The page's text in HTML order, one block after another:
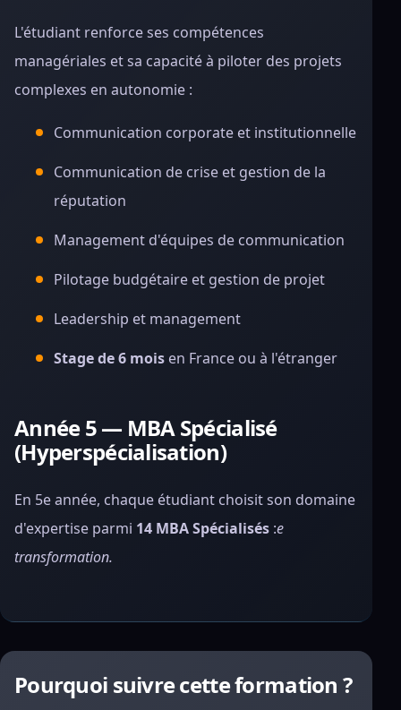
L'étudiant renforce ses compétences
managériales et sa capacité à piloter des projets
complexes en autonomie :
Communication corporate et institutionnelle
Communication de crise et gestion de la
réputation
Management d'équipes de communication
Pilotage budgétaire et gestion de projet
Leadership et management
Stage de 6 mois en France ou à l'étranger
Année 5 — MBA Spécialisé
(Hyperspécialisation)
En 5e année, chaque étudiant choisit son domaine
d'expertise parmi 14 MBA Spécialisés :e
transformation.
Pourquoi suivre cette formation ?